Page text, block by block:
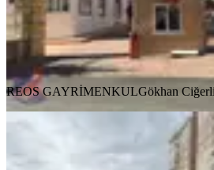
REOS GAYRİMENKULGökhan
REOS GAYRİMENKULGökhan
Reos
Sitesinde 200m²